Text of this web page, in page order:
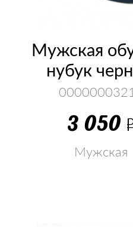
Мужская
нубук
3 050
Мужская